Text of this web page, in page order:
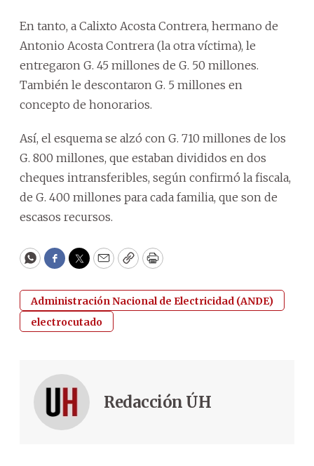
En tanto, a Calixto Acosta Contrera, hermano de
Antonio Acosta Contrera (la otra víctima), le
entregaron G. 45 millones de G. 50 millones.
También le descontaron G. 5 millones en
concepto de honorarios.
Así, el esquema se alzó con G. 710 millones de los
G. 800 millones, que estaban divididos en dos
cheques intransferibles, según confirmó la fiscala,
de G. 400 millones para cada familia, que son de
escasos recursos.
WhatsApp
Facebook
Twitter
EmailCopyPrint
Administración Nacional de Electricidad (ANDE)
electrocutado
Redacción ÚH